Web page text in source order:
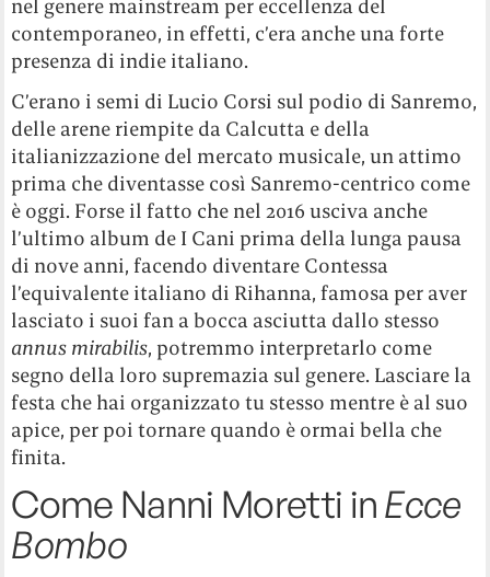
nel genere mainstream per eccellenza del
contemporaneo, in effetti, c’era anche una forte
presenza di indie italiano.
C’erano i semi di Lucio Corsi sul podio di Sanremo,
delle arene riempite da Calcutta e della
italianizzazione del mercato musicale, un attimo
prima che diventasse così Sanremo-centrico come
è oggi. Forse il fatto che nel 2016 usciva anche
l’ultimo album de I Cani prima della lunga pausa
di nove anni, facendo diventare Contessa
l’equivalente italiano di Rihanna, famosa per aver
lasciato i suoi fan a bocca asciutta dallo stesso
annus mirabilis, potremmo interpretarlo come
segno della loro supremazia sul genere. Lasciare la
festa che hai organizzato tu stesso mentre è al suo
apice, per poi tornare quando è ormai bella che
finita.
Come Nanni Moretti inEcce
Bombo